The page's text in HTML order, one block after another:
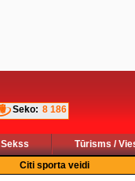
Seko: 8 186
Sekss
Tūrisms /
Citi sporta veidi